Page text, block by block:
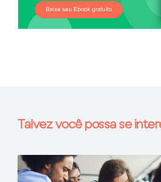
Talvez você possa se